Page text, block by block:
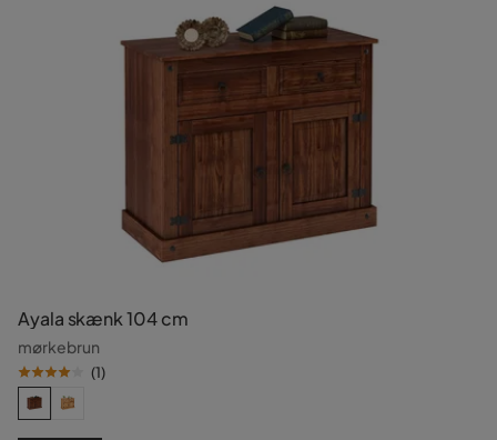
Ayala skænk 104 cm
mørkebrun
(1)